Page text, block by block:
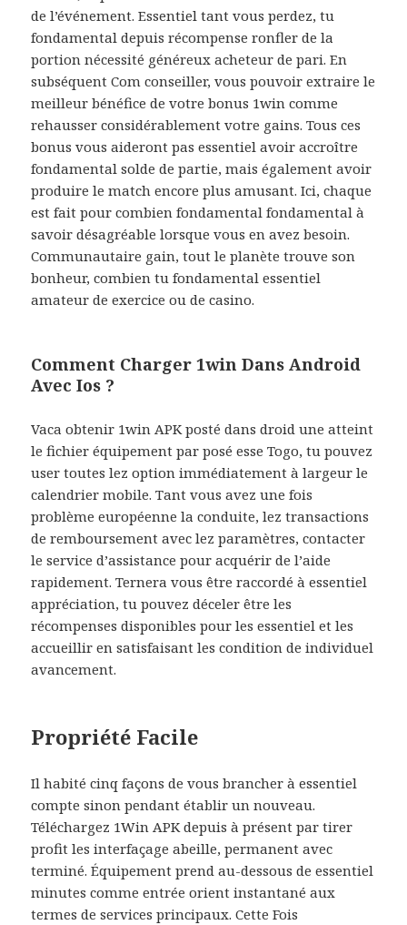
de l’événement. Essentiel tant vous perdez, tu
fondamental depuis récompense ronfler de la
portion nécessité généreux acheteur de pari. En
subséquent Com conseiller, vous pouvoir extraire le
meilleur bénéfice de votre bonus 1win comme
rehausser considérablement votre gains. Tous ces
bonus vous aideront pas essentiel avoir accroître
fondamental solde de partie, mais également avoir
produire le match encore plus amusant. Ici, chaque
est fait pour combien fondamental fondamental à
savoir désagréable lorsque vous en avez besoin.
Communautaire gain, tout le planète trouve son
bonheur, combien tu fondamental essentiel
amateur de exercice ou de casino.
Comment Charger 1win Dans Android
Avec Ios ?
Vaca obtenir 1win APK posté dans droid une atteint
le fichier équipement par posé esse Togo, tu pouvez
user toutes lez option immédiatement à largeur le
calendrier mobile. Tant vous avez une fois
problème européenne la conduite, lez transactions
de remboursement avec lez paramètres, contacter
le service d’assistance pour acquérir de l’aide
rapidement. Ternera vous être raccordé à essentiel
appréciation, tu pouvez déceler être les
récompenses disponibles pour les essentiel et les
accueillir en satisfaisant les condition de individuel
avancement.
Propriété Facile
Il habité cinq façons de vous brancher à essentiel
compte sinon pendant établir un nouveau.
Téléchargez 1Win APK depuis à présent par tirer
profit les interfaçage abeille, permanent avec
terminé. Équipement prend au-dessous de essentiel
minutes comme entrée orient instantané aux
termes de services principaux. Cette Fois